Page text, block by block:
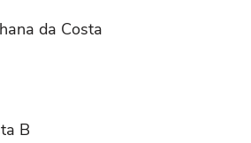
da Costa
B